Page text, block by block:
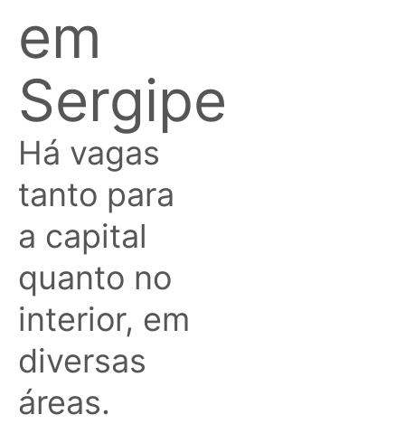
em
Sergipe
Há vagas
tanto para
a capital
quanto no
interior, em
diversas
áreas.